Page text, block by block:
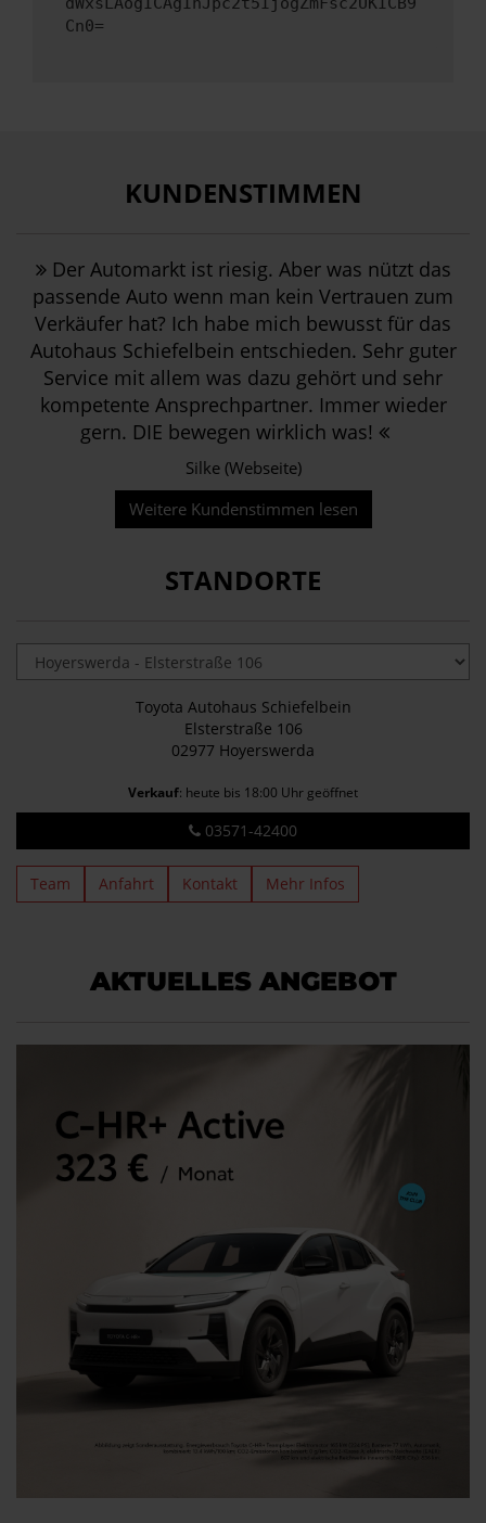
Cn0=
KUNDENSTIMMEN
Der Automarkt ist riesig. Aber was nützt das
passende Auto wenn man kein Vertrauen zum
Verkäufer hat? Ich habe mich bewusst für das
Autohaus Schiefelbein entschieden. Sehr guter
Service mit allem was dazu gehört und sehr
kompetente Ansprechpartner. Immer wieder
gern. DIE bewegen wirklich was!
Silke (Webseite)
Weitere Kundenstimmen lesen
STANDORTE
Toyota Autohaus Schiefelbein
Elsterstraße 106
02977 Hoyerswerda
Verkauf: heute bis 18:00 Uhr geöffnet
03571-42400
Team Anfahrt Kontakt Mehr Infos
AKTUELLES ANGEBOT